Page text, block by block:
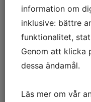
information om
inklusive: bättre
funktionalitet,
Genom att klicka
dessa ändamål.
Läs mer om vår